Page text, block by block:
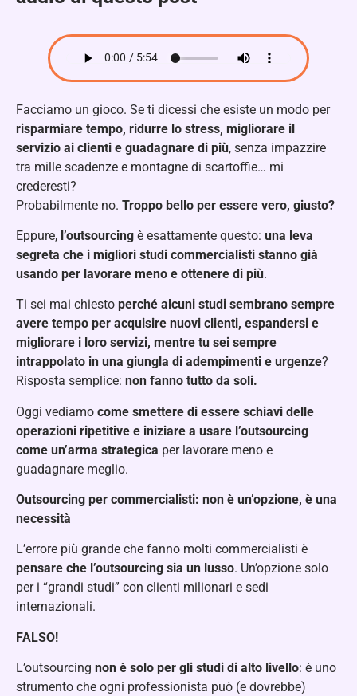
Facciamo un gioco. Se ti dicessi che esiste un modo per
risparmiare tempo, ridurre lo stress, migliorare il
servizio ai clienti e guadagnare di più, senza impazzire
tra mille scadenze e montagne di scartoffie… mi
crederesti?
Probabilmente no. Troppo bello per essere vero, giusto?
Eppure, l’outsourcing è esattamente questo: una leva
segreta che i migliori studi commercialisti stanno già
usando per lavorare meno e ottenere di più.
Ti sei mai chiesto perché alcuni studi sembrano sempre
avere tempo per acquisire nuovi clienti, espandersi e
migliorare i loro servizi, mentre tu sei sempre
intrappolato in una giungla di adempimenti e urgenze?
Risposta semplice: non fanno tutto da soli.
Oggi vediamo come smettere di essere schiavi delle
operazioni ripetitive e iniziare a usare l’outsourcing
come un’arma strategica per lavorare meno e
guadagnare meglio.
Outsourcing per commercialisti: non è un’opzione, è una
necessità
L’errore più grande che fanno molti commercialisti è
pensare che l’outsourcing sia un lusso. Un’opzione solo
per i “grandi studi” con clienti milionari e sedi
internazionali.
FALSO!
L’outsourcing non è solo per gli studi di alto livello: è uno
strumento che ogni professionista può (e dovrebbe)